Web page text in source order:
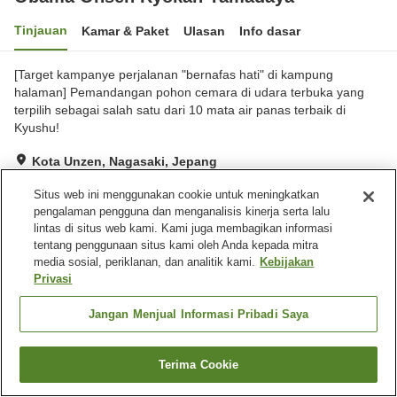
Tinjauan Kamar & Paket Ulasan Info dasar
[Target kampanye perjalanan "bernafas hati" di kampung
halaman] Pemandangan pohon cemara di udara terbuka yang
terpilih sebagai salah satu dari 10 mata air panas terbaik di
Kyushu!
Kota Unzen, Nagasaki, Jepang
Sangat baik Ulasan:100
Fasilitas properti
Tempat parkir
Beranda Jepang Nagasaki
Kota Unzen
Obama Onsen Ryokan YamadayaCari kamar
Situs web ini menggunakan cookie untuk meningkatkan
pengalaman pengguna dan menganalisis kinerja serta lalu
lintas di situs web kami. Kami juga membagikan informasi
tentang penggunaan situs kami oleh Anda kepada mitra
media sosial, periklanan, dan analitik kami. Kebijakan
Privasi
Jangan Menjual Informasi Pribadi Saya
Terima Cookie